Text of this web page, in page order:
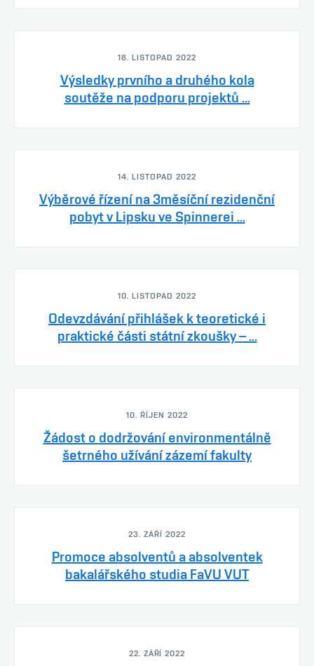
18. LISTOPAD 2022
Výsledky prvního a druhého kola
soutěže na podporu projektů ...
14. LISTOPAD 2022
Výběrové řízení na 3měsíční rezidenční
pobyt v Lipsku ve Spinnerei ...
10. LISTOPAD 2022
Odevzdávání přihlášek k teoretické i
praktické části státní zkoušky – ...
10. ŘÍJEN 2022
Žádost o dodržování environmentálně
šetrného užívání zázemí fakulty
23. ZÁŘÍ 2022
Promoce absolventů a absolventek
bakalářského studia FaVU VUT
22. ZÁŘÍ 2022